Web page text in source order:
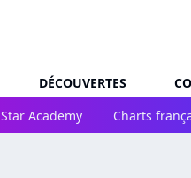
DÉCOUVERTES
Star Academy Charts